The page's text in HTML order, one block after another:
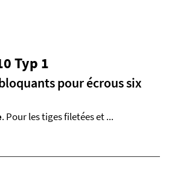
Typ 1
pour écrous six
. Pour les tiges filetées et ...